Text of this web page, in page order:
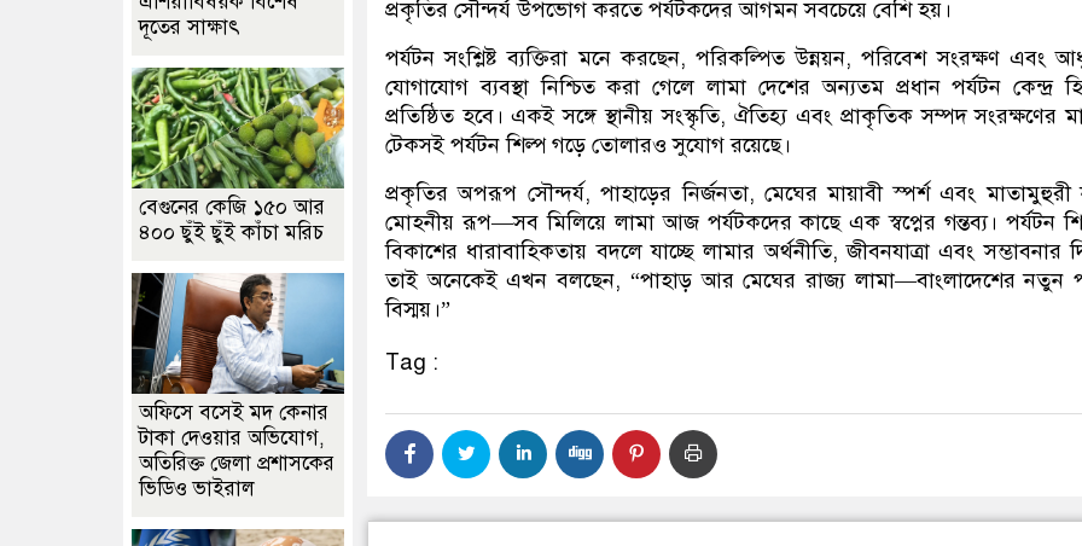
প্রকৃতির সৌন্দর্য উপভোগ করতে পর্যটকদের আগমন সবচেয়ে বেশি হয়।
পর্যটন সংশ্লিষ্ট ব্যক্তিরা মনে করছেন, পরিকল্পিত উন্নয়ন, পরিবেশ সংরক্ষণ এবং
যোগাযোগ ব্যবস্থা নিশ্চিত করা গেলে লামা দেশের অন্যতম প্রধান পর্যটন কেন্দ্র
প্রতিষ্ঠিত হবে। একই সঙ্গে স্থানীয় সংস্কৃতি, ঐতিহ্য এবং প্রাকৃতিক সম্পদ সংরক্ষণের
টেকসই পর্যটন শিল্প গড়ে তোলারও সুযোগ রয়েছে।
প্রকৃতির অপরূপ সৌন্দর্য, পাহাড়ের নির্জনতা, মেঘের মায়াবী স্পর্শ এবং মাতামুহুরী
মোহনীয় রূপ—সব মিলিয়ে লামা আজ পর্যটকদের কাছে এক স্বপ্নের গন্তব্য। পর্যটন
বিকাশের ধারাবাহিকতায় বদলে যাচ্ছে লামার অর্থনীতি, জীবনযাত্রা এবং সম্ভাবনার
তাই অনেকেই এখন বলছেন, “পাহাড় আর মেঘের রাজ্য লামা—বাংলাদেশের নতুন
বিস্ময়।”
Tag :
দূতের সাক্ষাৎ
বেগুনের কেজি ১৫০ আর
৪০০ ছুঁই ছুঁই কাঁচা মরিচ
অফিসে বসেই মদ কেনার
টাকা দেওয়ার অভিযোগ,
অতিরিক্ত জেলা প্রশাসকের
ভিডিও ভাইরাল